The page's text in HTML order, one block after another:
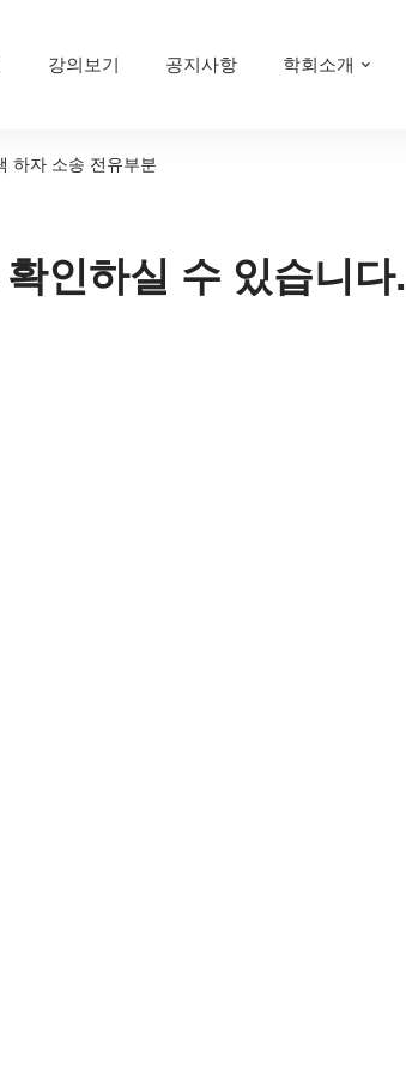
강의보기 공지사항 학회소개
하자 소송 전유부분
인하실 수 있습니다.